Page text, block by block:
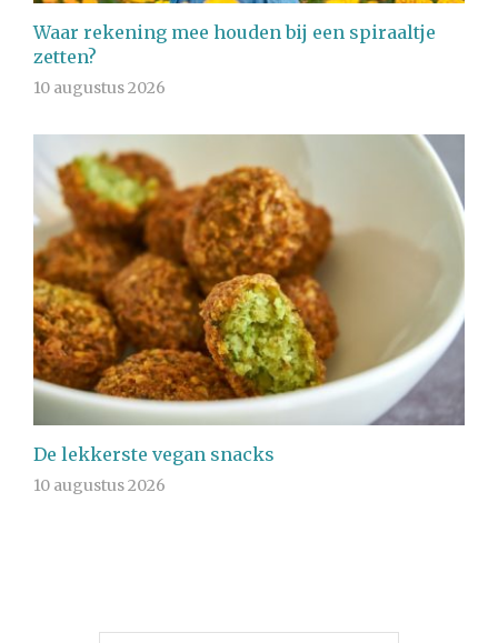
Waar rekening mee houden bij een spiraaltje
zetten?
10 augustus 2026
De lekkerste vegan snacks
10 augustus 2026